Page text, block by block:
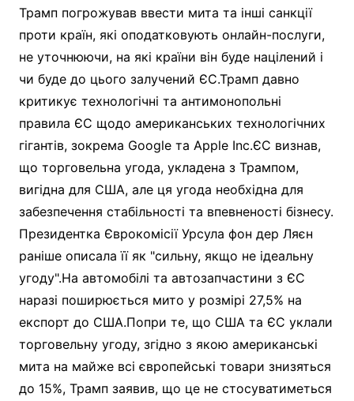
Трамп погрожував ввести мита та інші санкції
проти країн, які оподатковують онлайн-послуги,
не уточнюючи, на які країни він буде націлений і
чи буде до цього залучений ЄС.Трамп давно
критикує технологічні та антимонопольні
правила ЄС щодо американських технологічних
гігантів, зокрема Google та Apple Inc.ЄС визнав,
що торговельна угода, укладена з Трампом,
вигідна для США, але ця угода необхідна для
забезпечення стабільності та впевненості бізнесу.
Президентка Єврокомісії Урсула фон дер Ляєн
раніше описала її як "сильну, якщо не ідеальну
угоду".На автомобілі та автозапчастини з ЄС
наразі поширюється мито у розмірі 27,5% на
експорт до США.Попри те, що США та ЄС уклали
торговельну угоду, згідно з якою американські
мита на майже всі європейські товари знизяться
до 15%, Трамп заявив, що це не стосуватиметься